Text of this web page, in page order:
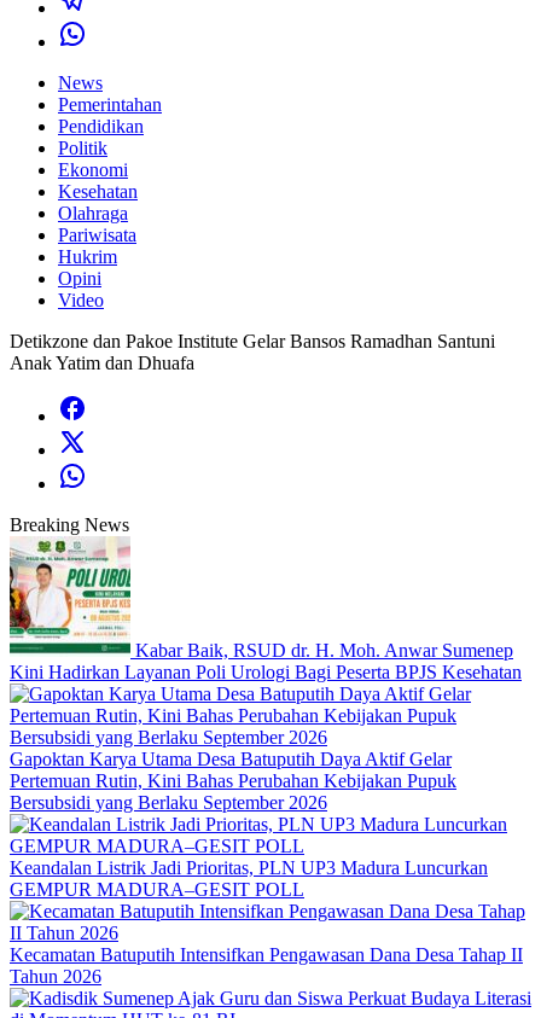
News
Pemerintahan
Pendidikan
Politik
Ekonomi
Kesehatan
Olahraga
Pariwisata
Hukrim
Opini
Video
Detikzone dan Pakoe Institute Gelar Bansos Ramadhan Santuni
Anak Yatim dan Dhuafa
Breaking News
Kabar Baik, RSUD dr. H. Moh. Anwar Sumenep
Kini Hadirkan Layanan Poli Urologi Bagi Peserta BPJS Kesehatan
Gapoktan Karya Utama Desa Batuputih Daya Aktif Gelar
Pertemuan Rutin, Kini Bahas Perubahan Kebijakan Pupuk
Bersubsidi yang Berlaku September 2026
Keandalan Listrik Jadi Prioritas, PLN UP3 Madura Luncurkan
GEMPUR MADURA–GESIT POLL
Kecamatan Batuputih Intensifkan Pengawasan Dana Desa Tahap II
Tahun 2026